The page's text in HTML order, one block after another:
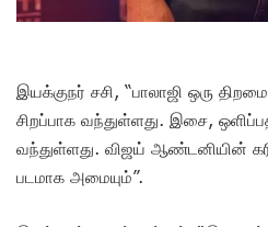
இயக்குநர் சசி, “பாலாஜி ஒரு
சிறப்பாக வந்துள்ளது. இசை,
வந்துள்ளது. விஜய் ஆண்டனியின்
படமாக அமையும்”.